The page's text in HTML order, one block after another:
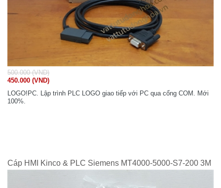
500.000 (VND)
450.000 (VND)
LOGO!PC. Lập trình PLC LOGO giao tiếp với PC qua cổng COM. Mới
100%.
Cáp HMI Kinco & PLC Siemens MT4000-5000-S7-200 3M